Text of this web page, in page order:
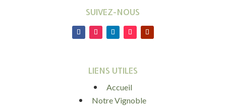
SUIVEZ-NOUS
LIENS UTILES
Accueil
Notre Vignoble